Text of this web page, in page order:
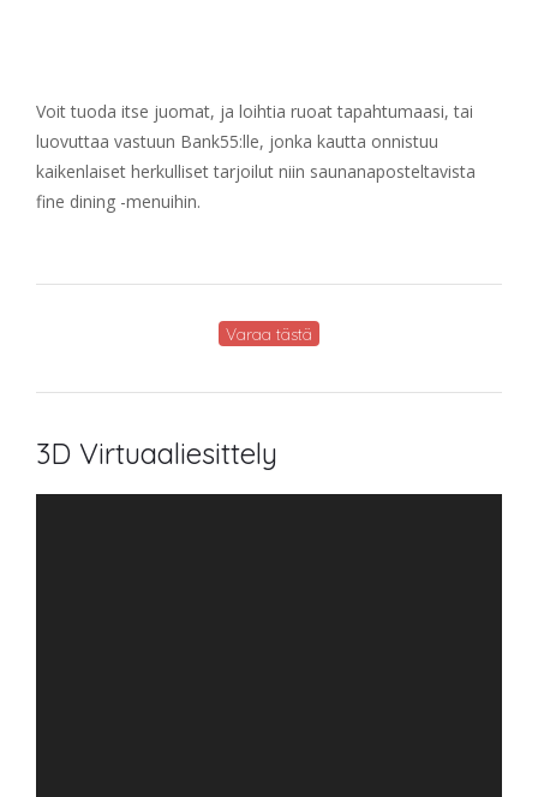
Voit tuoda itse juomat, ja loihtia ruoat tapahtumaasi, tai
luovuttaa vastuun Bank55:lle, jonka kautta onnistuu
kaikenlaiset herkulliset tarjoilut niin saunanaposteltavista
fine dining -menuihin.
Varaa tästä
3D Virtuaaliesittely